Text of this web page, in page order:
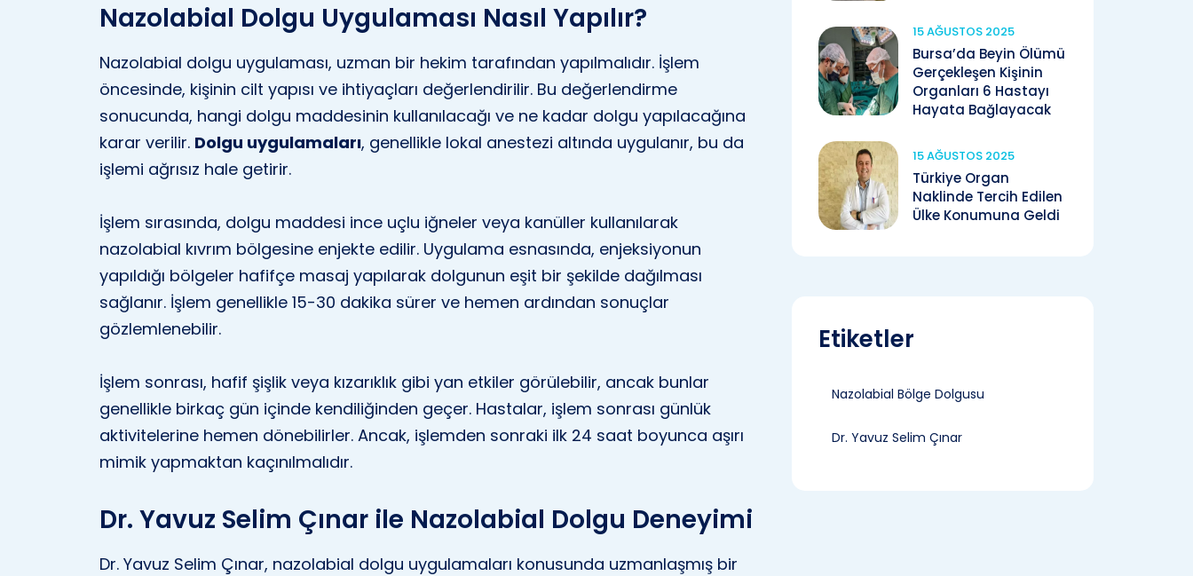
Nazolabial Dolgu Uygulaması Nasıl Yapılır?
Nazolabial dolgu uygulaması, uzman bir hekim tarafından yapılmalıdır. İşlem
öncesinde, kişinin cilt yapısı ve ihtiyaçları değerlendirilir. Bu değerlendirme
sonucunda, hangi dolgu maddesinin kullanılacağı ve ne kadar dolgu yapılacağına
karar verilir. Dolgu uygulamaları, genellikle lokal anestezi altında uygulanır, bu da
işlemi ağrısız hale getirir.
İşlem sırasında, dolgu maddesi ince uçlu iğneler veya kanüller kullanılarak
nazolabial kıvrım bölgesine enjekte edilir. Uygulama esnasında, enjeksiyonun
yapıldığı bölgeler hafifçe masaj yapılarak dolgunun eşit bir şekilde dağılması
sağlanır. İşlem genellikle 15-30 dakika sürer ve hemen ardından sonuçlar
gözlemlenebilir.
İşlem sonrası, hafif şişlik veya kızarıklık gibi yan etkiler görülebilir, ancak bunlar
genellikle birkaç gün içinde kendiliğinden geçer. Hastalar, işlem sonrası günlük
aktivitelerine hemen dönebilirler. Ancak, işlemden sonraki ilk 24 saat boyunca aşırı
mimik yapmaktan kaçınılmalıdır.
Dr. Yavuz Selim Çınar ile Nazolabial Dolgu Deneyimi
Dr. Yavuz Selim Çınar, nazolabial dolgu uygulamaları konusunda uzmanlaşmış bir
15 AĞUSTOS 2025
Bursa’da Beyin Ölümü
Gerçekleşen Kişinin
Organları 6 Hastayı
Hayata Bağlayacak
15 AĞUSTOS 2025
Türkiye Organ
Naklinde Tercih Edilen
Ülke Konumuna Geldi
Etiketler
Nazolabial Bölge Dolgusu
Dr. Yavuz Selim Çınar